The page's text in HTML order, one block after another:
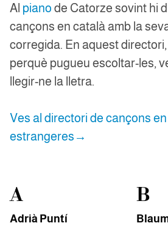
Al piano de Catorze sovint hi
cançons en català amb la
corregida. En aquest
perquè pugueu escoltar-les,
llegir-ne la lletra.
Ves al directori de cançons
estrangeres→
A
Adrià Puntí
B